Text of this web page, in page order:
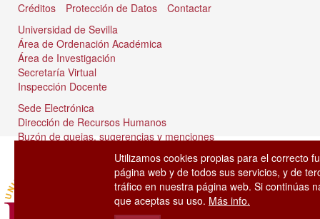
Créditos
Protección de Datos
Contactar
Universidad de Sevilla
Área de Ordenación Académica
Área de Investigación
Secretaría Virtual
Inspección Docente
Sede Electrónica
Dirección de Recursos Humanos
Buzón de quejas, sugerencias y menciones
Utilizamos cookies propias para el correcto
página web y de todos sus servicios, y de
tráfico en nuestra página web. Si continúas
que aceptas su uso. Más info.